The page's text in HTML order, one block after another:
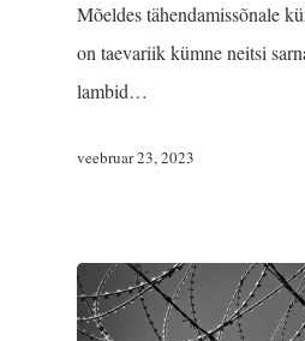
Mõeldes tähendamissõnale
on taevariik kümne neitsi
lambid…
veebruar 23, 2023